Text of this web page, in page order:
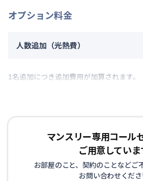
オプション料金
人数追加（光熱費）
1名追加につき追加費用が加算されます。
マンスリー専用コール
ご用意していま
お部屋のこと、契約のことなどご
お問い合わせくだ